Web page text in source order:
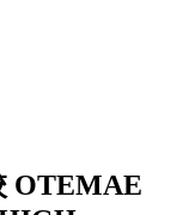
OTEMAE